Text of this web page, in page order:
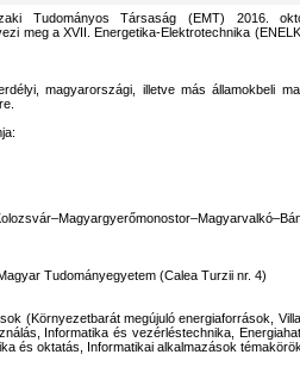
Tudományos Társaság (EMT) 2016.
meg a XVII. Energetika-Elektrotechnika
magyarországi, illetve más államokbeli
Tudományegyetem (Calea Turzii nr. 4)
(Környezetbarát megújuló energiaforrások,
Informatika és vezérléstechnika,
és oktatás, Informatikai alkalmazások